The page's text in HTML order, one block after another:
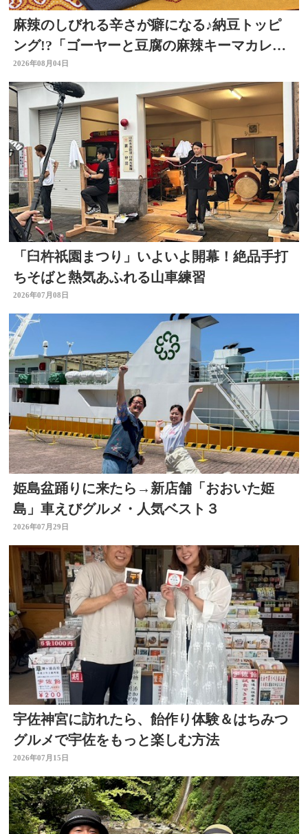
麻辣のしびれる辛さが癖になる♪納豆トッピ
ング!?「ゴーヤーと豆腐の麻辣キーマカレ
ー」～開店！キッチン別府ちゃん～
2026年08月04日
「臼杵祇園まつり」いよいよ開幕！絶品手打
ちそばと熱気あふれる山車練習
2026年07月08日
姫島盆踊りに来たら→新店舗「おおいた姫
島」車えびグルメ・人気ベスト３
2026年07月29日
宇佐神宮に訪れたら、飴作り体験＆はちみつ
グルメで宇佐をもっと楽しむ方法
2026年07月15日